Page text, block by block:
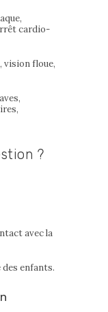
cardio-
vision floue,
?
avec la
enfants.